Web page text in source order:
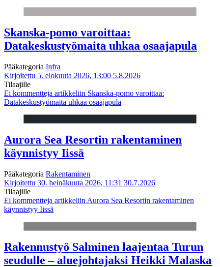
Skanska-pomo varoittaa:
Datakeskustyömaita uhkaa osaajapula
Pääkategoria Infra
Kirjoitettu 5. elokuuta 2026, 13:00 5.8.2026
Tilaajille
Ei kommentteja artikkeliin Skanska-pomo varoittaa:
Datakeskustyömaita uhkaa osaajapula
Aurora Sea Resortin rakentaminen
käynnistyy Iissä
Pääkategoria Rakentaminen
Kirjoitettu 30. heinäkuuta 2026, 11:31 30.7.2026
Tilaajille
Ei kommentteja artikkeliin Aurora Sea Resortin rakentaminen
käynnistyy Iissä
Rakennustyö Salminen laajentaa Turun
seudulle – aluejohtajaksi Heikki Malaska